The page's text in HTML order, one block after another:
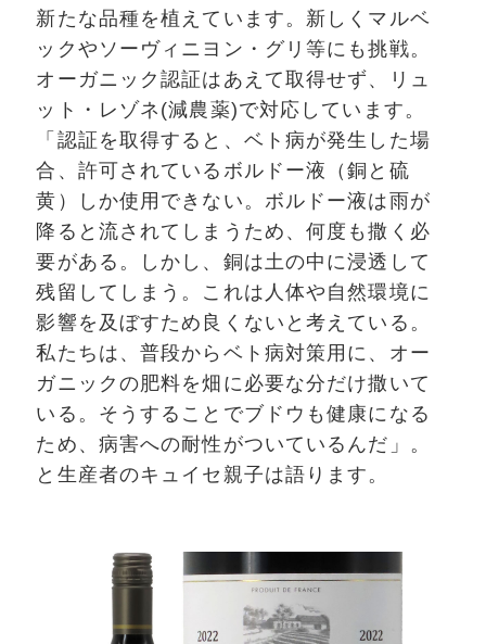
新たな品種を植えています。新しくマルベ
ックやソーヴィニヨン・グリ等にも挑戦。
オーガニック認証はあえて取得せず、リュ
ット・レゾネ(減農薬)で対応しています。
「認証を取得すると、ベト病が発生した場
合、許可されているボルドー液（銅と硫
黄）しか使用できない。ボルドー液は雨が
降ると流されてしまうため、何度も撒く必
要がある。しかし、銅は土の中に浸透して
残留してしまう。これは人体や自然環境に
影響を及ぼすため良くないと考えている。
私たちは、普段からベト病対策用に、オー
ガニックの肥料を畑に必要な分だけ撒いて
いる。そうすることでブドウも健康になる
ため、病害への耐性がついているんだ」。
と生産者のキュイセ親子は語ります。